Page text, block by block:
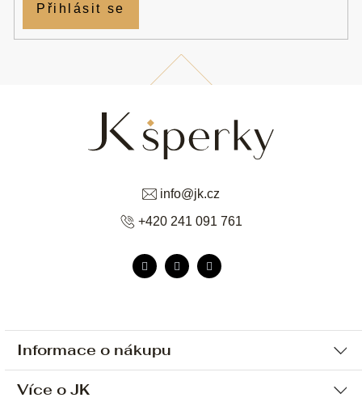
Informace o nákupu
Ochrana osobních údajů
Více o JK
info@jk.cz
+420 241 091 761
Přihlásit se